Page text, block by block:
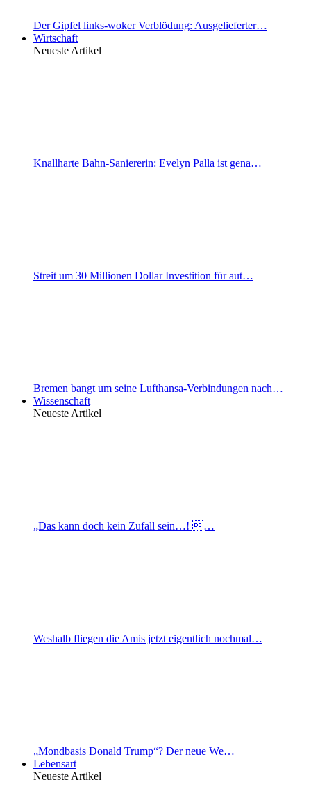
Der Gipfel links-woker Verblödung: Ausgelieferter…
Wirtschaft
Neueste Artikel
Knallharte Bahn-Saniererin: Evelyn Palla ist gena…
Streit um 30 Millionen Dollar Investition für aut…
Bremen bangt um seine Lufthansa-Verbindungen nach…
Wissenschaft
Neueste Artikel
„Das kann doch kein Zufall sein…! …
Weshalb fliegen die Amis jetzt eigentlich nochmal…
„Mondbasis Donald Trump“? Der neue We…
Lebensart
Neueste Artikel